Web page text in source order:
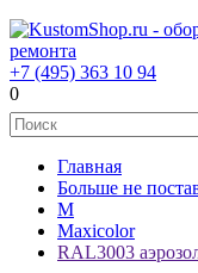
+7 (495) 363 10 94
0
Главная
Больше не
M
Maxicolor
RAL3003